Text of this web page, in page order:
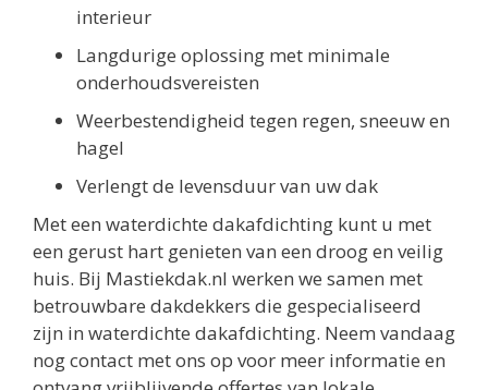
interieur
Langdurige oplossing met minimale
onderhoudsvereisten
Weerbestendigheid tegen regen, sneeuw en
hagel
Verlengt de levensduur van uw dak
Met een waterdichte dakafdichting kunt u met
een gerust hart genieten van een droog en veilig
huis. Bij Mastiekdak.nl werken we samen met
betrouwbare dakdekkers die gespecialiseerd
zijn in waterdichte dakafdichting. Neem vandaag
nog contact met ons op voor meer informatie en